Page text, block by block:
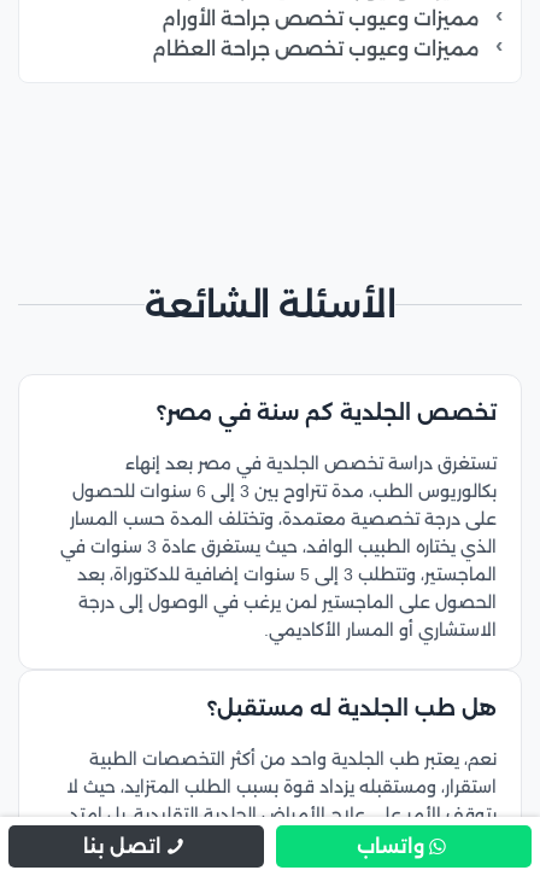
مميزات وعيوب تخصص جراحة الأورام
مميزات وعيوب تخصص جراحة العظام
الأسئلة الشائعة
تخصص الجلدية كم سنة في مصر؟
تستغرق دراسة تخصص الجلدية في مصر بعد إنهاء
بكالوريوس الطب، مدة تتراوح بين 3 إلى 6 سنوات للحصول
على درجة تخصصية معتمدة، وتختلف المدة حسب المسار
الذي يختاره الطبيب الوافد، حيث يستغرق عادة 3 سنوات في
الماجستير، وتتطلب 3 إلى 5 سنوات إضافية للدكتوراة، بعد
الحصول على الماجستير لمن يرغب في الوصول إلى درجة
الاستشاري أو المسار الأكاديمي.
هل طب الجلدية له مستقبل؟
نعم، يعتبر طب الجلدية واحد من أكثر التخصصات الطبية
استقرار، ومستقبله يزداد قوة بسبب الطلب المتزايد، حيث لا
يتوقف الأمر على علاج الأمراض الجلدية التقليدية، بل امتد
ليشمل قطاع التجميل والليزر، كما يمنح الطبيب فرصة ممتازة
للعمل في المستشفيات الحكومية، أو فتح عيادة خاصة
واتساب اتصل بنا